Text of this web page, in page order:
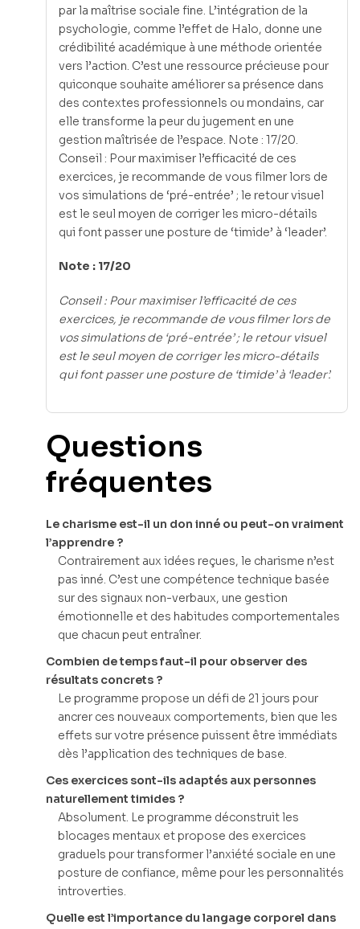
par la maîtrise sociale fine. L’intégration de la
psychologie, comme l’effet de Halo, donne une
crédibilité académique à une méthode orientée
vers l’action. C’est une ressource précieuse pour
quiconque souhaite améliorer sa présence dans
des contextes professionnels ou mondains, car
elle transforme la peur du jugement en une
gestion maîtrisée de l’espace. Note : 17/20.
Conseil : Pour maximiser l’efficacité de ces
exercices, je recommande de vous filmer lors de
vos simulations de ‘pré-entrée’ ; le retour visuel
est le seul moyen de corriger les micro-détails
qui font passer une posture de ‘timide’ à ‘leader’.
Note : 17/20
Conseil : Pour maximiser l’efficacité de ces
exercices, je recommande de vous filmer lors de
vos simulations de ‘pré-entrée’ ; le retour visuel
est le seul moyen de corriger les micro-détails
qui font passer une posture de ‘timide’ à ‘leader’.
Questions
fréquentes
Le charisme est-il un don inné ou peut-on vraiment
l’apprendre ?
Contrairement aux idées reçues, le charisme n’est
pas inné. C’est une compétence technique basée
sur des signaux non-verbaux, une gestion
émotionnelle et des habitudes comportementales
que chacun peut entraîner.
Combien de temps faut-il pour observer des
résultats concrets ?
Le programme propose un défi de 21 jours pour
ancrer ces nouveaux comportements, bien que les
effets sur votre présence puissent être immédiats
dès l’application des techniques de base.
Ces exercices sont-ils adaptés aux personnes
naturellement timides ?
Absolument. Le programme déconstruit les
blocages mentaux et propose des exercices
graduels pour transformer l’anxiété sociale en une
posture de confiance, même pour les personnalités
introverties.
Quelle est l’importance du langage corporel dans